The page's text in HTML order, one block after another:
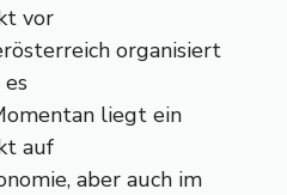
vor
organisiert
liegt ein
auf
aber auch im